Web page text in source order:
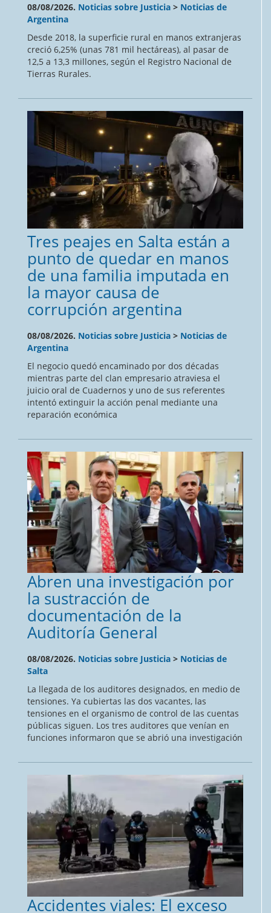
08/08/2026. Noticias sobre Justicia > Noticias de
Argentina
Desde 2018, la superficie rural en manos extranjeras
creció 6,25% (unas 781 mil hectáreas), al pasar de
12,5 a 13,3 millones, según el Registro Nacional de
Tierras Rurales.
Tres peajes en Salta están a
punto de quedar en manos
de una familia imputada en
la mayor causa de
corrupción argentina
08/08/2026. Noticias sobre Justicia > Noticias de
Argentina
El negocio quedó encaminado por dos décadas
mientras parte del clan empresario atraviesa el
juicio oral de Cuadernos y uno de sus referentes
intentó extinguir la acción penal mediante una
reparación económica
Abren una investigación por
la sustracción de
documentación de la
Auditoría General
08/08/2026. Noticias sobre Justicia > Noticias de
Salta
La llegada de los auditores designados, en medio de
tensiones. Ya cubiertas las dos vacantes, las
tensiones en el organismo de control de las cuentas
públicas siguen. Los tres auditores que venían en
funciones informaron que se abrió una investigación
Accidentes viales: El exceso